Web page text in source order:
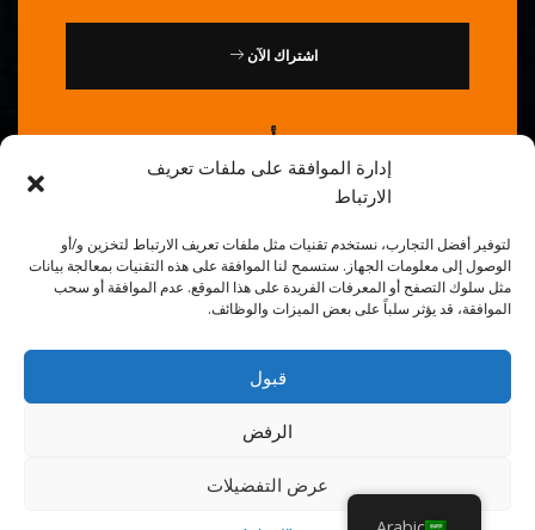
إدارة الموافقة على ملفات تعريف
الارتباط
لتوفير أفضل التجارب، نستخدم تقنيات مثل ملفات تعريف الارتباط لتخزين و/أو
الوصول إلى معلومات الجهاز. ستسمح لنا الموافقة على هذه التقنيات بمعالجة بيانات
مثل سلوك التصفح أو المعرفات الفريدة على هذا الموقع. عدم الموافقة أو سحب
الموافقة، قد يؤثر سلباً على بعض الميزات والوظائف.
قبول
الرفض
عرض التفضيلات
اشتراك الآن
أو
اتصل بنا : 0086-20-84739585